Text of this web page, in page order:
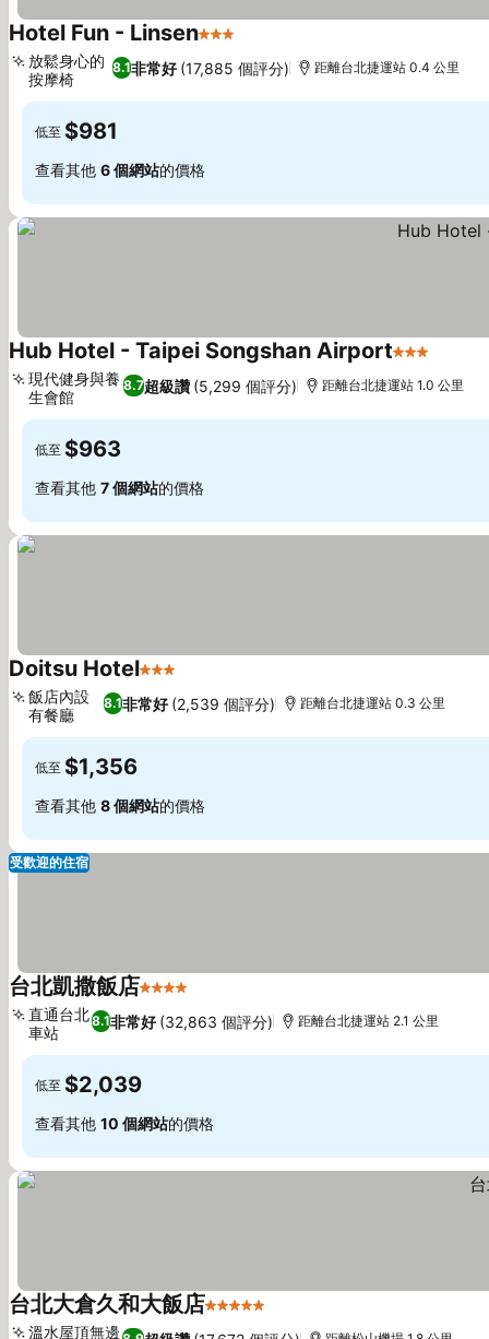
Hotel Fun - Linsen3 星級
8.1非常好 (17,885 個評分)
放鬆身心的
按摩椅
距離台北捷運站 0.4 公里
低至 $981
查看其他 6 個網站的價格
Hub Hotel - Taipei Songshan Airport3 星級
8.7超級讚 (5,299 個評分)
現代健身與養
生會館
距離台北捷運站 1.0 公里
低至 $963
查看其他 7 個網站的價格
Doitsu Hotel3 星級
8.1非常好 (2,539 個評分)
飯店內設
有餐廳
距離台北捷運站 0.3 公里
低至 $1,356
查看其他 8 個網站的價格
受歡迎的住宿
台北凱撒飯店4 星級
8.1非常好 (32,863 個評分)
直通台北
車站
距離台北捷運站 2.1 公里
低至 $2,039
查看其他 10 個網站的價格
台北大倉久和大飯店5 星級
溫水屋頂無邊